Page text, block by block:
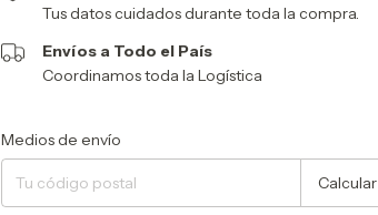
Tus datos cuidados durante toda la compra.
Envíos a Todo el País
Coordinamos toda la Logística
Entregas para el CP:
Medios de envío
Calcular